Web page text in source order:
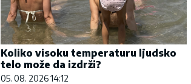
Koliko visoku temperaturu ljudsko
telo može da izdrži?
05. 08. 2026 14:12